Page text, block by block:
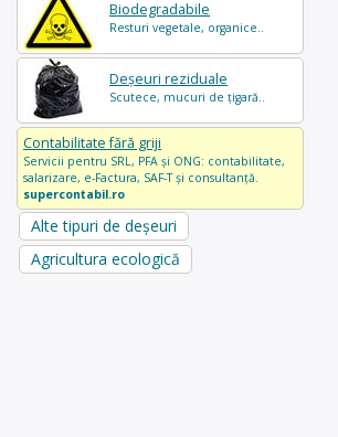
Biodegradabile
Resturi vegetale, organice..
Deșeuri reziduale
Scutece, mucuri de țigară..
Contabilitate fără griji
Servicii pentru SRL, PFA și ONG: contabilitate,
salarizare, e-Factura, SAF-T și consultanță.
supercontabil.ro
Alte tipuri de deșeuri
Agricultura ecologică